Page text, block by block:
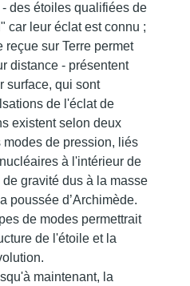
des étoiles qualifiées de
car leur éclat est connu ;
reçue sur Terre permet
distance - présentent
surface, qui sont
de l'éclat de
existent selon deux
de pression, liés
à l'intérieur de
de gravité dus à la masse
poussée d’Archimède.
de modes permettrait
de l'étoile et la
maintenant, la